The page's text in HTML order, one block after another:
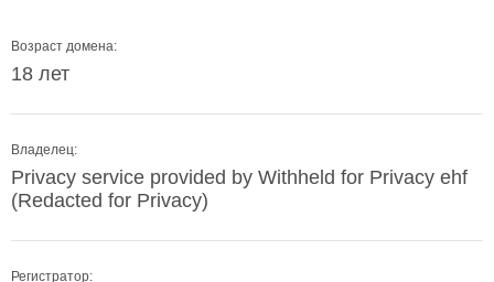
Возраст домена:
18 лет
Владелец:
Privacy service provided by Withheld for Privacy ehf
(Redacted for Privacy)
Регистратор: